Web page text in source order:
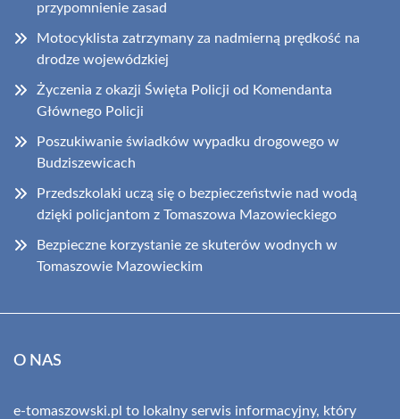
przypomnienie zasad
Motocyklista zatrzymany za nadmierną prędkość na
drodze wojewódzkiej
Życzenia z okazji Święta Policji od Komendanta
Głównego Policji
Poszukiwanie świadków wypadku drogowego w
Budziszewicach
Przedszkolaki uczą się o bezpieczeństwie nad wodą
dzięki policjantom z Tomaszowa Mazowieckiego
Bezpieczne korzystanie ze skuterów wodnych w
Tomaszowie Mazowieckim
O NAS
e-tomaszowski.pl to lokalny serwis informacyjny, który